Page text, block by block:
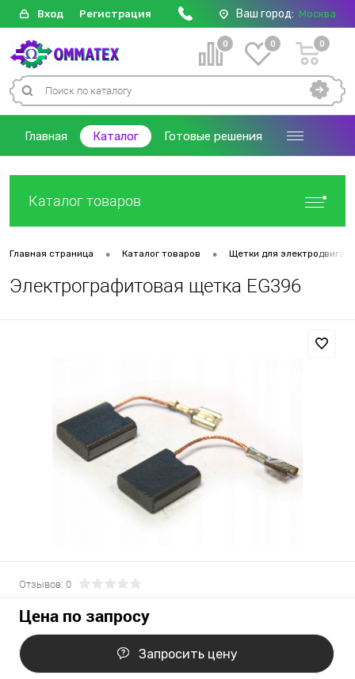
Вход Регистрация Ваш город: Москва
0 0 0
Главная Каталог Готовые решения
Каталог товаров
Главная страница • Каталог товаров • Щетки для
Электрографитовая щетка EG396
Отзывов: 0
Цена по запросу
Запросить цену